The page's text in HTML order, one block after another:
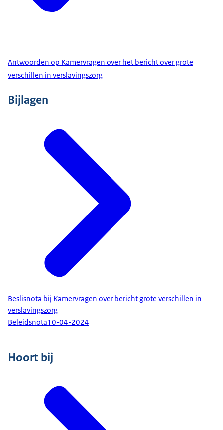
Antwoorden op Kamervragen over het bericht over grote
verschillen in verslavingszorg
Bijlagen
Beslisnota bij Kamervragen over bericht grote verschillen in
verslavingszorg
Beleidsnota10-04-2024
Hoort bij